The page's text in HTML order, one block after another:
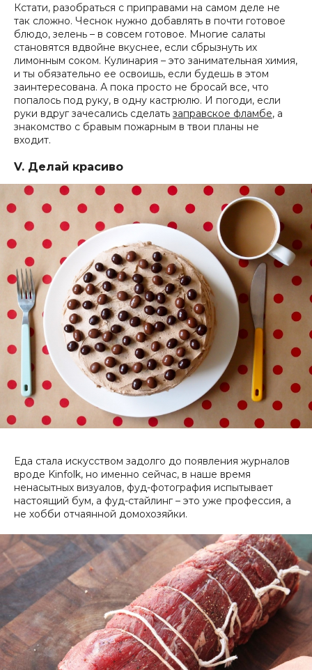
Кстати, разобраться с приправами на самом деле не
так сложно. Чеснок нужно добавлять в почти готовое
блюдо, зелень – в совсем готовое. Многие салаты
становятся вдвойне вкуснее, если сбрызнуть их
лимонным соком. Кулинария – это занимательная химия,
и ты обязательно ее освоишь, если будешь в этом
заинтересована. А пока просто не бросай все, что
попалось под руку, в одну кастрюлю. И погоди, если
руки вдруг зачесались сделать заправское фламбе, а
знакомство с бравым пожарным в твои планы не
входит.
V. Делай красиво
Еда стала искусством задолго до появления журналов
вроде Kinfolk, но именно сейчас, в наше время
ненасытных визуалов, фуд-фотография испытывает
настоящий бум, а фуд-стайлинг – это уже профессия, а
не хобби отчаянной домохозяйки.